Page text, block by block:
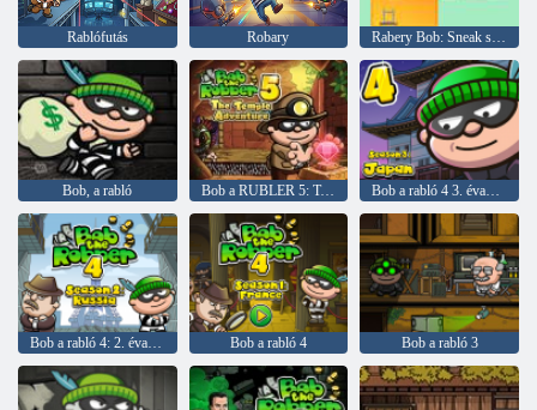
Rablófutás Robary Rabery Bob: Sneak szoba
Bob, a rabló Bob a RUBLER 5: Templom kalandja Bob a rabló 4 3. évad: Japán
Bob a rabló 4: 2. évad Oroszország Bob a rabló 4 Bob a rabló 3